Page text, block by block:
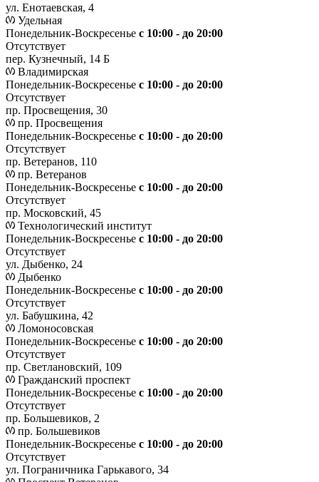
ул. Енотаевская, 4
Удельная
Понедельник-Воскресенье с 10:00 - до 20:00
Отсутствует
пер. Кузнечный, 14 Б
Владимирская
Понедельник-Воскресенье с 10:00 - до 20:00
Отсутствует
пр. Просвещения, 30
пр. Просвещения
Понедельник-Воскресенье c 10:00 - до 20:00
Отсутствует
пр. Ветеранов, 110
пр. Ветеранов
Понедельник-Воскресенье с 10:00 - до 20:00
Отсутствует
пр. Московский, 45
Технологический институт
Понедельник-Воскресенье с 10:00 - до 20:00
Отсутствует
ул. Дыбенко, 24
Дыбенко
Понедельник-Воскресенье с 10:00 - до 20:00
Отсутствует
ул. Бабушкина, 42
Ломоносовская
Понедельник-Воскресенье с 10:00 - до 20:00
Отсутствует
пр. Светлановский, 109
Гражданский проспект
Понедельник-Воскресенье с 10:00 - до 20:00
Отсутствует
пр. Большевиков, 2
пр. Большевиков
Понедельник-Воскресенье с 10:00 - до 20:00
Отсутствует
ул. Пограничника Гарькавого, 34